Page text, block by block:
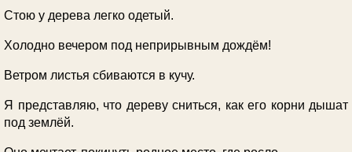
Стою у дерева легко одетый.
Холодно вечером под неприрывным дождём!
Ветром листья сбиваются в кучу.
Я представляю, что дереву сниться, как его корни дышат
под землёй.